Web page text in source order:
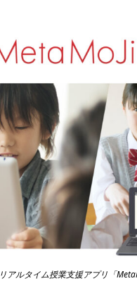
リアルタイム授業支援アプリ「